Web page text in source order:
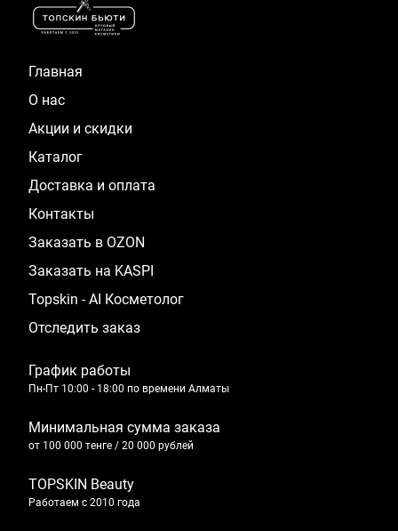
Главная
О нас
Акции и скидки
Каталог
Доставка и оплата
Контакты
Заказать в OZON
Заказать на KASPI
Topskin - AI Косметолог
Отследить заказ
График работы
Пн-Пт 10:00 - 18:00 по времени Алматы
Минимальная сумма заказа
от 100 000 тенге / 20 000 рублей
TOPSKIN Beauty
Работаем с 2010 года